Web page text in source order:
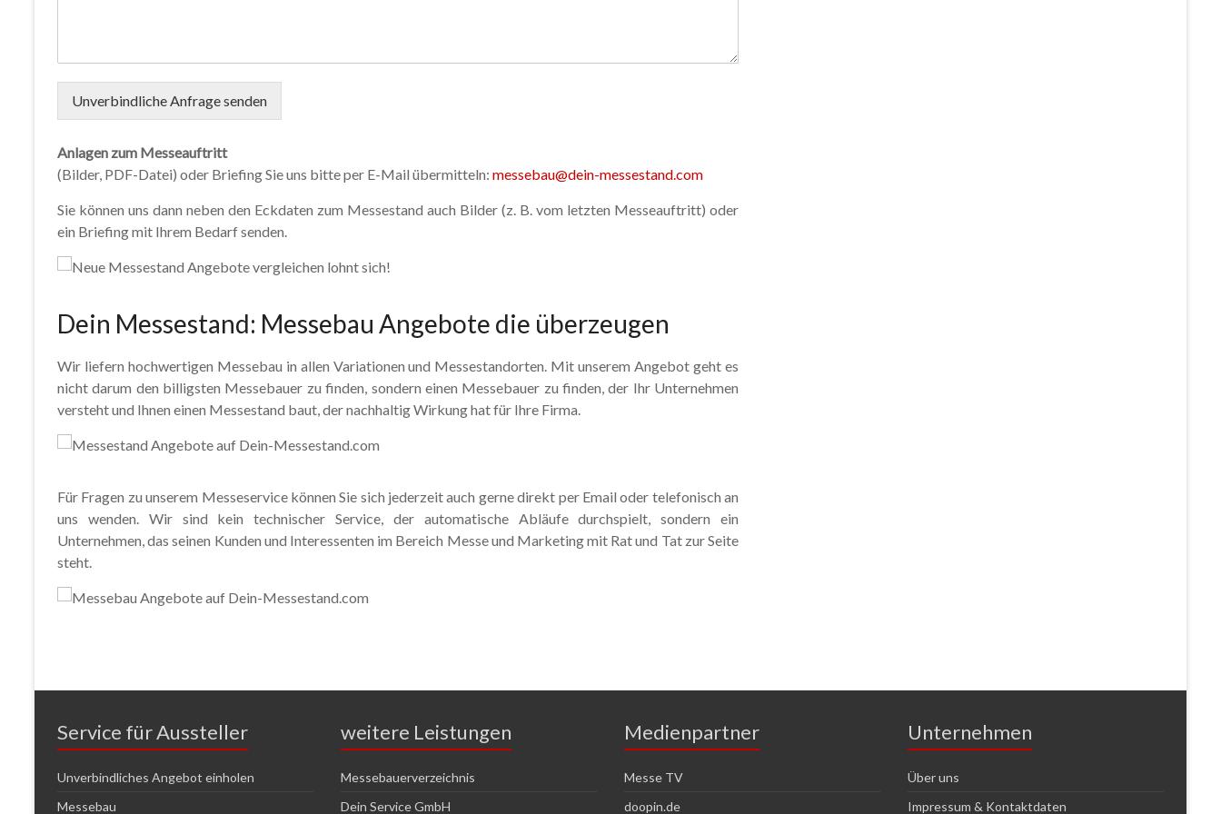
Unverbindliche Anfrage senden
Anlagen zum Messeauftritt
(Bilder, PDF-Datei) oder Briefing Sie uns bitte per E-Mail übermitteln: messebau@dein-messestand.com
Sie können uns dann neben den Eckdaten zum Messestand auch Bilder (z. B. vom letzten Messeauftritt) oder
ein Briefing mit Ihrem Bedarf senden.
Dein Messestand: Messebau Angebote die überzeugen
Wir liefern hochwertigen Messebau in allen Variationen und Messestandorten. Mit unserem Angebot geht es
nicht darum den billigsten Messebauer zu finden, sondern einen Messebauer zu finden, der Ihr Unternehmen
versteht und Ihnen einen Messestand baut, der nachhaltig Wirkung hat für Ihre Firma.
Für Fragen zu unserem Messeservice können Sie sich jederzeit auch gerne direkt per Email oder telefonisch an
uns wenden. Wir sind kein technischer Service, der automatische Abläufe durchspielt, sondern ein
Unternehmen, das seinen Kunden und Interessenten im Bereich Messe und Marketing mit Rat und Tat zur Seite
steht.
Service für Aussteller
Unverbindliches Angebot einholen
Messebau
weitere Leistungen
Messebauerverzeichnis
Dein Service GmbH
Medienpartner
Messe TV
doopin.de
Unternehmen
Über uns
Impressum & Kontaktdaten